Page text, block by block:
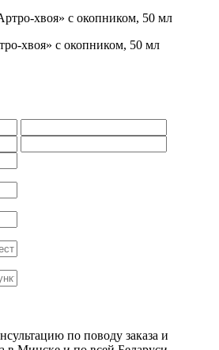
хвоя» с окопником, 50 мл
по поводу заказа и